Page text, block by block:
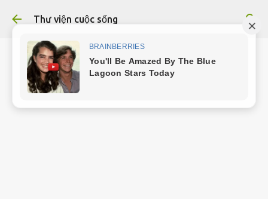
Chuyển đến nội dung chính
Thư viện cuộc sống